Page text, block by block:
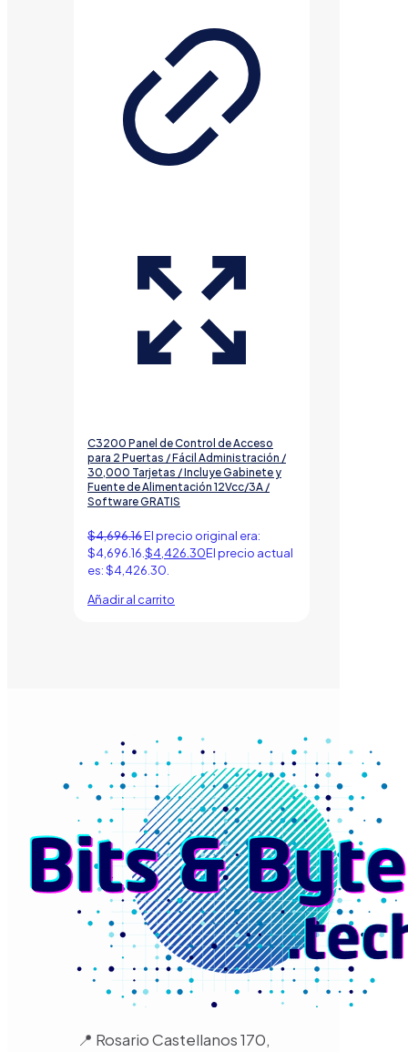
C3200 Panel de Control de Acceso
para 2 Puertas / Fácil Administración /
30,000 Tarjetas / Incluye Gabinete y
Fuente de Alimentación 12Vcc/3A /
Software GRATIS
$4,696.16El precio original era:
$4,696.16. $4,426.30El precio actual
es: $4,426.30.
Añadir al carrito
📍 Rosario Castellanos 170,